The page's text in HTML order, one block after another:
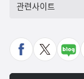
관련사이트
페
X
네